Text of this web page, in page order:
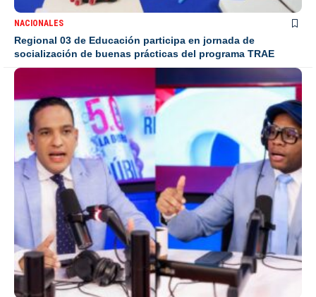
NACIONALES
Regional 03 de Educación participa en jornada de
socialización de buenas prácticas del programa TRAE